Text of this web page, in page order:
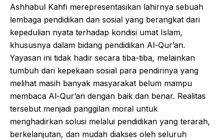
Ashhabul Kahfi merepresentasikan lahirnya sebuah
lembaga pendidikan dan sosial yang berangkat dari
kepedulian nyata terhadap kondisi umat Islam,
khususnya dalam bidang pendidikan Al-Qur’an.
Yayasan ini tidak hadir secara tiba-tiba, melainkan
tumbuh dari kepekaan sosial para pendirinya yang
melihat masih banyak masyarakat belum mampu
membaca Al-Qur’an dengan baik dan benar. Realitas
tersebut menjadi panggilan moral untuk
menghadirkan solusi melalui pendidikan yang terarah,
berkelanjutan, dan mudah diakses oleh seluruh